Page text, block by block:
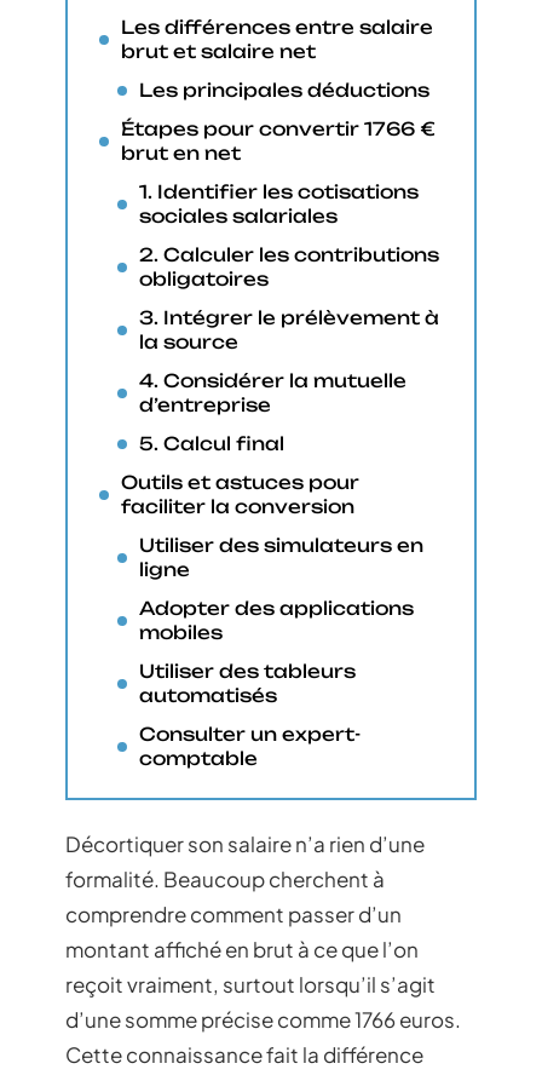
Les différences entre salaire
brut et salaire net
Les principales déductions
Étapes pour convertir 1766 €
brut en net
1. Identifier les cotisations
sociales salariales
2. Calculer les contributions
obligatoires
3. Intégrer le prélèvement à
la source
4. Considérer la mutuelle
d’entreprise
5. Calcul final
Outils et astuces pour
faciliter la conversion
Utiliser des simulateurs en
ligne
Adopter des applications
mobiles
Utiliser des tableurs
automatisés
Consulter un expert-
comptable
Décortiquer son salaire n’a rien d’une
formalité. Beaucoup cherchent à
comprendre comment passer d’un
montant affiché en brut à ce que l’on
reçoit vraiment, surtout lorsqu’il s’agit
d’une somme précise comme 1766 euros.
Cette connaissance fait la différence